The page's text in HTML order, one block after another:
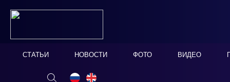
СТАТЬИ НОВОСТИ ФОТО ВИДЕО